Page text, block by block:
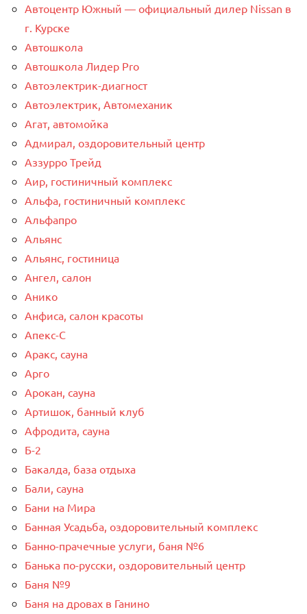
Автоцентр Южный — официальный дилер Nissan в
г. Курске
Автошкола
Автошкола Лидер Pro
Автоэлектрик-диагност
Автоэлектрик, Автомеханик
Агат, автомойка
Адмирал, оздоровительный центр
Аззурро Трейд
Аир, гостиничный комплекс
Альфа, гостиничный комплекс
Альфапро
Альянс
Альянс, гостиница
Ангел, салон
Анико
Анфиса, салон красоты
Апекс-С
Аракс, сауна
Арго
Арокан, сауна
Артишок, банный клуб
Афродита, сауна
Б-2
Бакалда, база отдыха
Бали, сауна
Бани на Мира
Банная Усадьба, оздоровительный комплекс
Банно-прачечные услуги, баня №6
Банька по-русски, оздоровительный центр
Баня №9
Баня на дровах в Ганино